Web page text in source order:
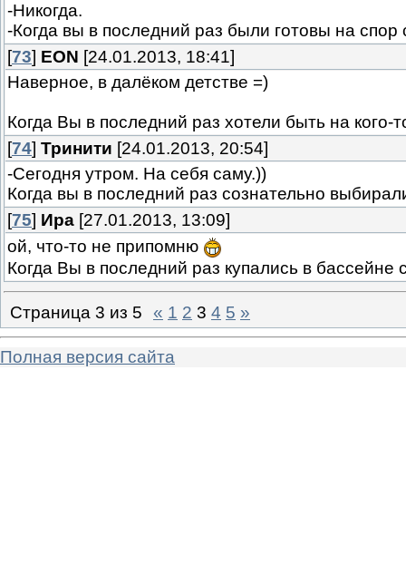
-Никогда.
-Когда вы в последний раз были готовы на спор
[73] EON [24.01.2013, 18:41]
Наверное, в далёком детстве =)
Когда Вы в последний раз хотели быть на кого-
[74] Тринити [24.01.2013, 20:54]
-Сегодня утром. На себя саму.))
Когда вы в последний раз сознательно
[75] Ира [27.01.2013, 13:09]
ой, что-то не припомню
Когда Вы в последний раз купались в бассейне
Страница 3 из 5 « 1 2 3 4 5 »
Полная версия сайта